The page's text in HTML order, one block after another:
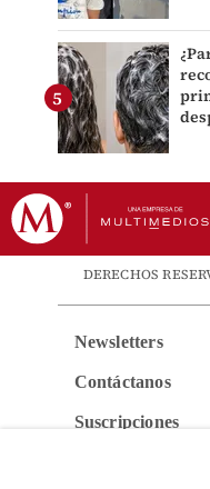
DERECHOS
Newsletters
Contáctanos
Suscripciones